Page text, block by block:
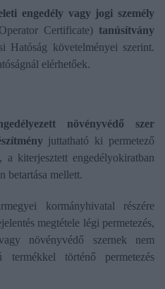
engedély vagy jogi személy
Certificate) tanúsítvány
Hatóság követelményei szerint.
elérhetőek.
növényvédő szer
juttatható ki permetező
a kiterjesztett engedélyokiratban
betartása mellett.
kormányhivatal részére
megtétele légi permetezés,
növényvédő szernek nem
termékkel történő permetezés